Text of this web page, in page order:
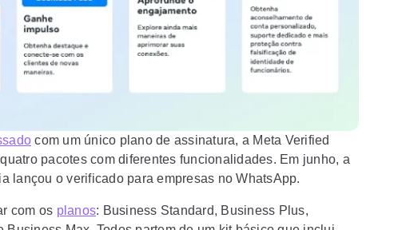
com um único plano de assinatura, a Meta Verified
pacotes com diferentes funcionalidades. Em junho, a
lançou o verificado para empresas no WhatsApp.
com os planos: Business Standard, Business Plus,